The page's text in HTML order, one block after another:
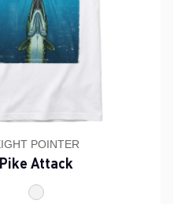
POINTER
Pike Attack